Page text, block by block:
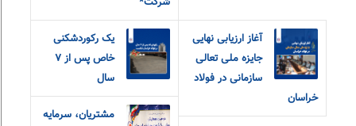
آغاز ارزیابی نهایی
جایزه ملی تعالی
سازمانی در فولاد
خراسان
یک رکوردشکنی
خاص پس از ۷
سال
مشتریان، سرمایه